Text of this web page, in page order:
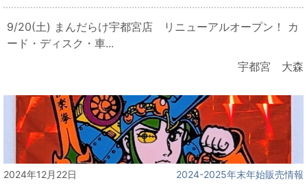
9/20(土) まんだらけ宇都宮店 リニューアルオープン！ カ
ード・ディスク・車...
宇都宮 大森
2024年12月22日 2024-2025年末年始販売情報